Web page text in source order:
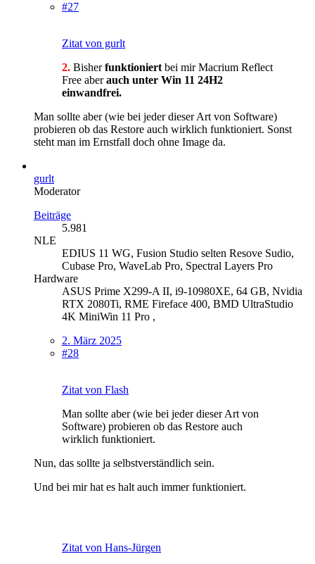
#27
Zitat von gurlt
2. Bisherfunktioniert bei mir Macrium Reflect
Free aberauch unter Win 11 24H2
einwandfrei.
Man sollte aber (wie bei jeder dieser Art von Software)
probieren ob das Restore auch wirklich funktioniert. Sonst
steht man im Ernstfall doch ohne Image da.
gurlt
Moderator
Beiträge
5.981
NLE
EDIUS 11 WG, Fusion Studio selten Resove Sudio,
Cubase Pro, WaveLab Pro, Spectral Layers Pro
Hardware
ASUS Prime X299-A II, i9-10980XE, 64 GB, Nvidia
RTX 2080Ti, RME Fireface 400, BMD UltraStudio
4K MiniWin 11 Pro ,
2. März 2025
#28
Zitat von Flash
Man sollte aber (wie bei jeder dieser Art von
Software) probieren ob das Restore auch
wirklich funktioniert.
Nun, das sollte ja selbstverständlich sein.
Und bei mir hat es halt auch immer funktioniert.
Zitat von Hans-Jürgen